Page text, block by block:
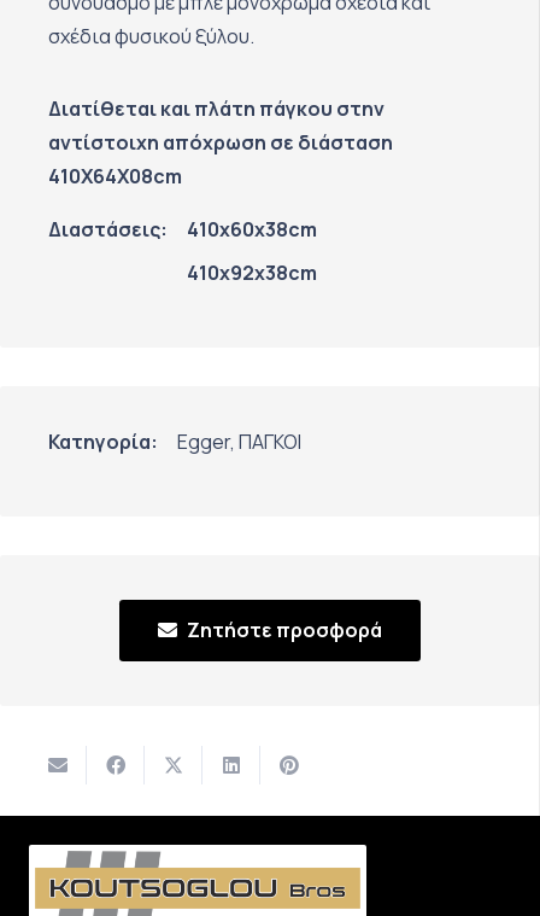
σχέδια φυσικού ξύλου.
Διατίθεται και πλάτη πάγκου στην
αντίστοιχη απόχρωση σε διάσταση
410Χ64Χ08cm
Διαστάσεις:
410x60x38cm
410x92x38cm
Κατηγορία: Egger, ΠΑΓΚΟΙ
Ζητήστε προσφορά